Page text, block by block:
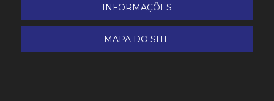
INFORMAÇÕES
MAPA DO SITE